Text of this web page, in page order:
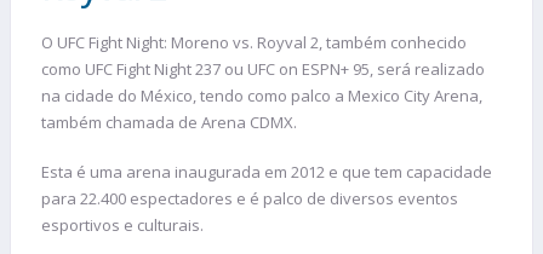
O UFC Fight Night: Moreno vs. Royval 2, também conhecido
como UFC Fight Night 237 ou UFC on ESPN+ 95, será realizado
na cidade do México, tendo como palco a Mexico City Arena,
também chamada de Arena CDMX.
Esta é uma arena inaugurada em 2012 e que tem capacidade
para 22.400 espectadores e é palco de diversos eventos
esportivos e culturais.